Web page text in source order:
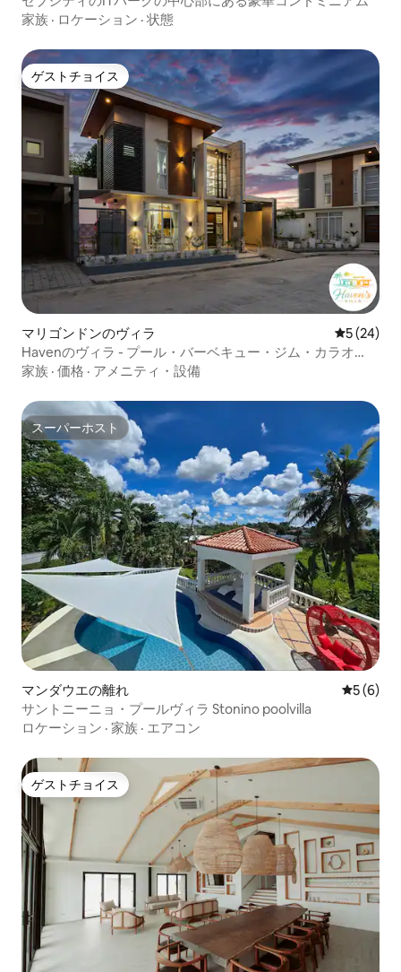
家族 · ロケーション · 状態
ゲストチョイス
ゲストチョイス
マリゴンドンのヴィラ レビュー
5 (24)
Havenのヴィラ - プール・バーベキュー・ジム・カラオ
ケ・24時間警備
家族 · 価格 · アメニティ・設備
スーパーホスト
スーパーホスト
マンダウエの離れ レビュー
5 (6)
サントニーニョ・プールヴィラ Stonino poolvilla
ロケーション · 家族 · エアコン
ゲストチョイス
ゲストチョイス